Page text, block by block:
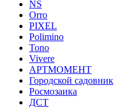
NS
Orro
PIXEL
Polimino
Tono
Vivere
АРТМОМЕНТ
Городской садовник
Росмозаика
ДСТ